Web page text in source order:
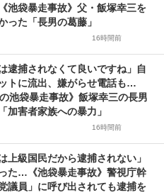
池袋暴走事故》父・飯塚幸三を
った「長男の葛藤」
16時間前
逮捕されなくて良いですね」自
トに流出、嫌がらせ電話も…
の池袋暴走事故》飯塚幸三の長男
加害者家族への暴力」
16時間前
上級国民だから逮捕されない」
た…《池袋暴走事故》警視庁幹
議員」に呼び出されても逮捕を